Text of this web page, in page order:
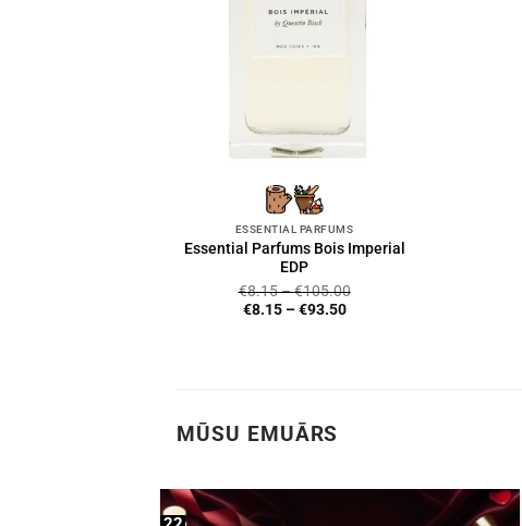
ESSENTIAL PARFUMS
Essential Parfums Bois Imperial
EDP
€8.15–€105.00
€8.15–€93.50
MŪSU EMUĀRS